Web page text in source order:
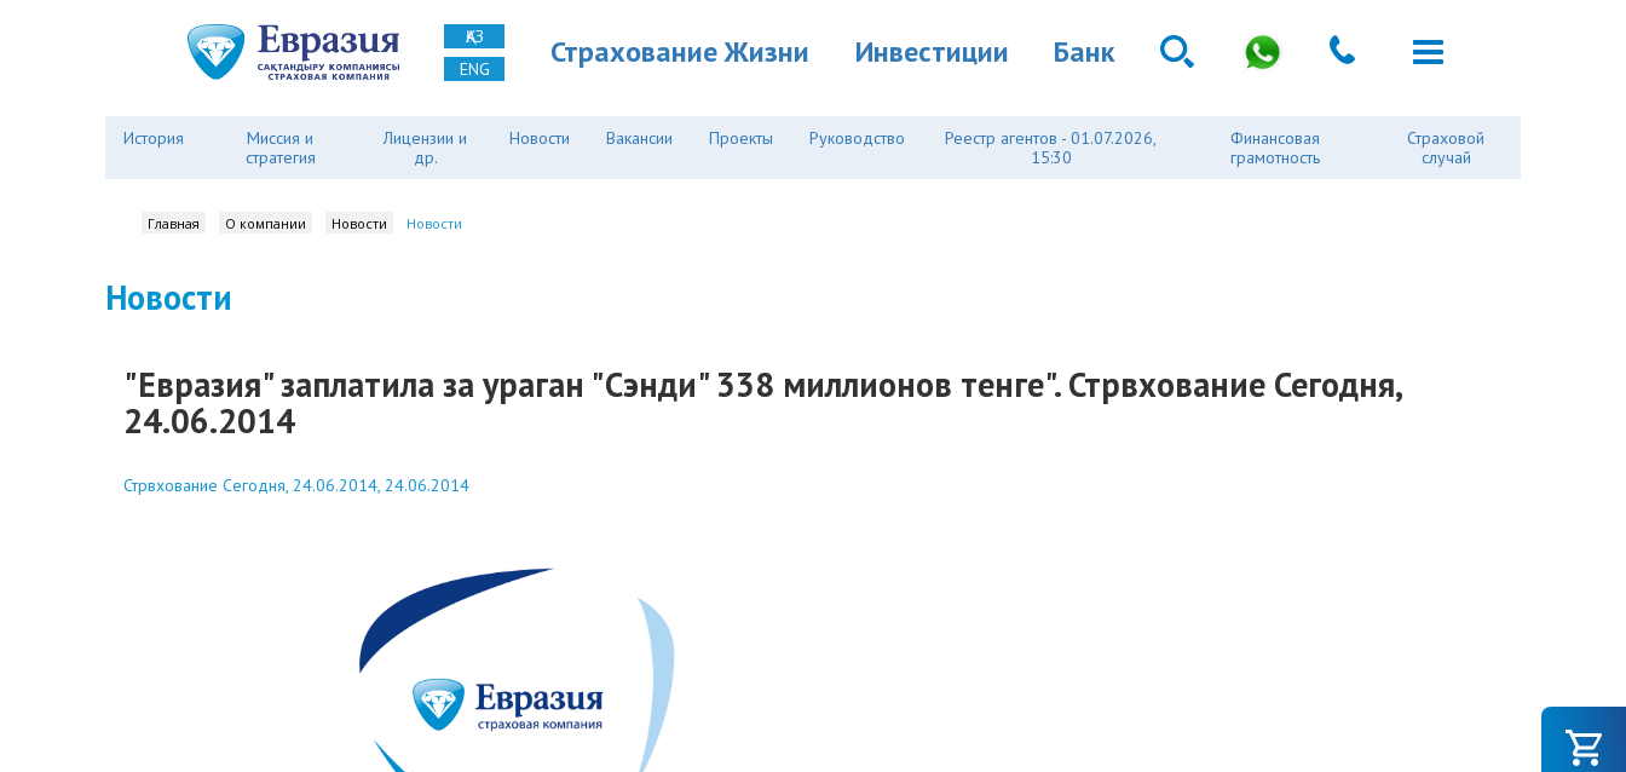
ҚАЗ
ENG
Страхование Жизни Инвестиции Банк
История
Миссия и
стратегия
Лицензии и
др.
Новости Вакансии Проекты Руководство
Реестр агентов - 01.07.2026,
15:30
Финансовая
грамотность
Страховой
случай
Главная О компании Новости Новости
Новости
"Евразия" заплатила за ураган "Сэнди" 338 миллионов тенге". Стрвхование Сегодня,
24.06.2014
Стрвхование Сегодня, 24.06.2014, 24.06.2014